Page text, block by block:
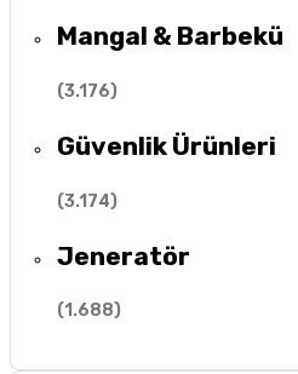
Mangal & Barbekü
(3.176)
Güvenlik Ürünleri
(3.174)
Jeneratör
(1.688)